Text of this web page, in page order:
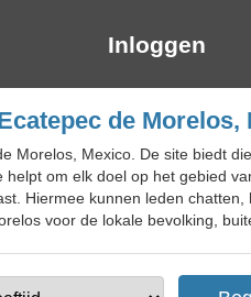
Inloggen
de Morelos,
Morelos, Mexico. De site biedt
om elk doel op het gebied
Hiermee kunnen leden
voor de lokale bevolking,